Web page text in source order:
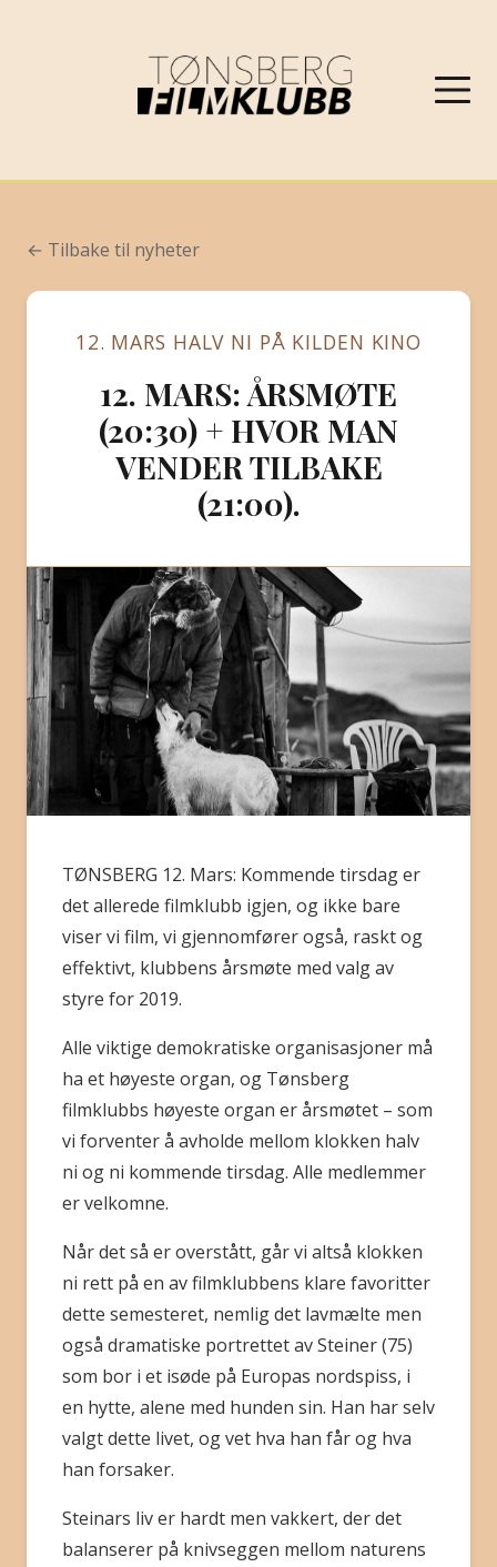
VÅRPROGRAM 2026
OM FILMKLUBBEN
PROGRAMARKIV
← Tilbake til nyheter
12. MARS HALV NI PÅ KILDEN KINO
12. MARS: ÅRSMØTE
(20:30) + HVOR MAN
VENDER TILBAKE
(21:00).
TØNSBERG 12. Mars: Kommende tirsdag er
det allerede filmklubb igjen, og ikke bare
viser vi film, vi gjennomfører også, raskt og
effektivt, klubbens årsmøte med valg av
styre for 2019.
Alle viktige demokratiske organisasjoner må
ha et høyeste organ, og Tønsberg
filmklubbs høyeste organ er årsmøtet – som
vi forventer å avholde mellom klokken halv
ni og ni kommende tirsdag. Alle medlemmer
er velkomne.
Når det så er overstått, går vi altså klokken
ni rett på en av filmklubbens klare favoritter
dette semesteret, nemlig det lavmælte men
også dramatiske portrettet av Steiner (75)
som bor i et isøde på Europas nordspiss, i
en hytte, alene med hunden sin. Han har selv
valgt dette livet, og vet hva han får og hva
han forsaker.
Steinars liv er hardt men vakkert, der det
balanserer på knivseggen mellom naturens